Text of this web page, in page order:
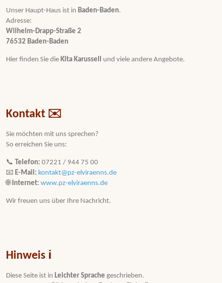
Unser Haupt-Haus ist in Baden-Baden.
Adresse:
Wilhelm-Drapp-Straße 2
76532 Baden-Baden
Hier finden Sie die Kita Karussell und viele andere Angebote.
Kontakt ✉️
Sie möchten mit uns sprechen?
So erreichen Sie uns:
📞 Telefon: 07221 / 944 75 00
📧 E-Mail: kontakt@pz-elviraenns.de
🌐Internet: www.pz-elviraenns.de
Wir freuen uns über Ihre Nachricht.
Hinweis ℹ️
Diese Seite ist in Leichter Sprache geschrieben.